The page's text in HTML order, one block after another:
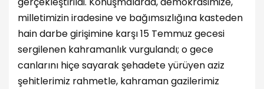
milletimizin iradesine ve bağımsızlığına kasteden
hain darbe girişimine karşı 15 Temmuz gecesi
sergilenen kahramanlık vurgulandı; o gece
canlarını hiçe sayarak şehadete yürüyen aziz
şehitlerimiz rahmetle, kahraman gazilerimiz